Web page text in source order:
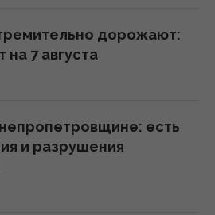
нет, – немецкий эксперт
Украине военную
дорожают:
на 7 августа
есть
и разрушения